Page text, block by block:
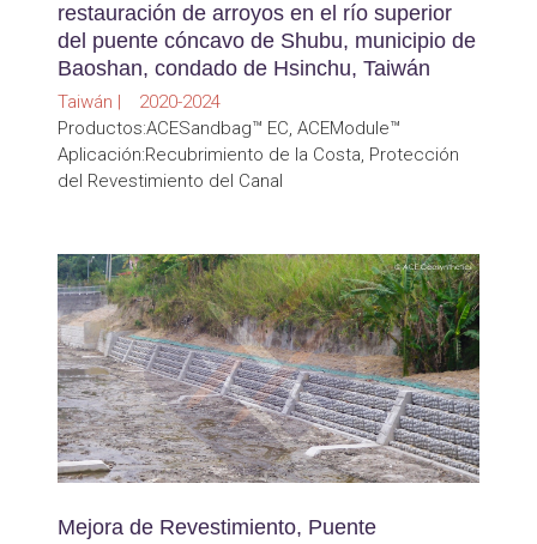
restauración de arroyos en el río superior
del puente cóncavo de Shubu, municipio de
Baoshan, condado de Hsinchu, Taiwán
Taiwán | 2020-2024
Productos:ACESandbag™ EC, ACEModule™
Aplicación:Recubrimiento de la Costa, Protección
del Revestimiento del Canal
Mejora de Revestimiento, Puente